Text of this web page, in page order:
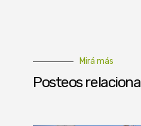
Mirá más
Posteos